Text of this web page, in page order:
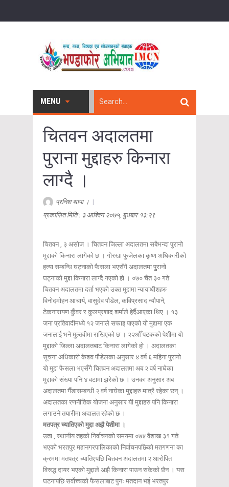
MENU
चितवन अदालतमा
पुराना मुद्दाहरु किनारा
लाग्दै ।
प्रनिश थापा । |
प्रकासित मिति : ३ आश्विन २०७५, बुधबार १३:२९
चितवन , ३ असोज । चितवन जिल्ला अदालतमा सबैभन्दा पुरानो
मुद्दाको किनारा लागेको छ । गोरखा फुजेलका कृष्ण अधिकारीको
हत्या सम्बन्धि घट्नाको फैसला भएसँगै अदालतमा पुुुरानो
घट्नाको मुद्दा किनारा लाग्दै गएको हो । ०७० चैत ३० गते
चितवन अदालतमा दर्ता भएको उक्त मुद्दामा न्यायाधीशहरु
विनोदमोहन आचार्य, वासुदेव पौडेल, कविप्रसाद न्यौपाने,
टेकनारायण कुँवर र कुलप्रशाद शर्माले हेर्दैआएका थिए । १३
जना प्रतिवादीमध्ये १२ जनाले सफाइ पाएको यो मुद्दामा एक
जनालाई भने मुल्तवीमा राखिएको छ । २२औँ पटकको पेशीमा यो
मुद्दाको जिल्ला अदालतबाट किनारा लागेको हो । अदालतका
सूचना अधिकारी केशव पौडेलका अनुसार ४ वर्ष ६ महिना पुरानो
यो मुद्दा फैसला भएसँगै चितवन अदालतमा अब २ वर्ष नाघेका
मुद्दाको संख्या पनि ४ वटामा झरेको छ । उनका अनुसार अब
अदालतमा गैँडासम्बन्धी २ वर्ष नाघेका मुद्दाहरु मात्रै रहेका छन् ।
अदालतका रणनीतिक योजना अनुसार यी मुद्दाहरु पनि किनारा
लगाउने तयारीमा अदालत रहेको छ ।
मतपत्र च्यातिएको मुद्दा अझै पेशीमा ।
उता , स्थानीय तहको निर्वाचनको समयमा ०७४ वैशाख ३१ गते
भएको भरतपुर महानगरपालिकाको निर्वाचनपछिको मतगणना का
क्रममा मतपत्र च्यातिएपछि चितवन अदालतमा २ आरोपित
विरूद्ध दायर भएको मुद्दाले अझै किनारा पाउन सकेको छैन । यस
घटनापछि सर्वोच्चको फैसलाबाट पुनः मतदान भई भरतपुर